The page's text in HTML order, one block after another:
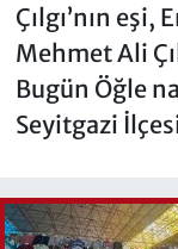
Çılgı’nın
Mehmet Ali
Bugün Öğle
Seyitgazi